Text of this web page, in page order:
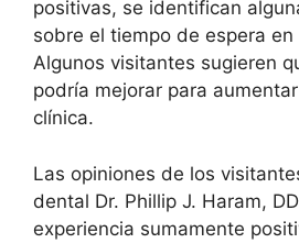
positivas, se identifican
sobre el tiempo de espera en
Algunos visitantes sugieren
podría mejorar para
clínica.
Las opiniones de los
dental Dr. Phillip J. Haram,
experiencia sumamente